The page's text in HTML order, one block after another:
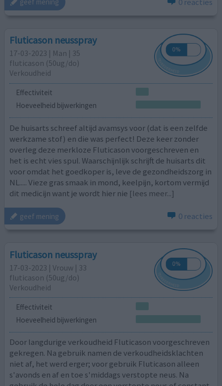
Fluticason neusspray
17-03-2023 | Man | 35
fluticason (50ug/do)
Verkoudheid
Effectiviteit
Hoeveelheid bijwerkingen
De huisarts schreef altijd avamsys voor (dat is een zelfde
werkzame stof) en die was perfect! Deze keer zonder
overleg deze merkloze Fluticason voorgeschreven en
het is echt vies spul. Waarschijnlijk schrijft de huisarts dit
voor omdat het goedkoper is, leve de gezondheidszorg in
NL..... Vieze gras smaak in mond, keelpijn, kortom vermijd
dit medicijn want je wordt hier nie [lees meer...]
geef mening 0 reacties
Fluticason neusspray
17-03-2023 | Vrouw | 33
fluticason (50ug/do)
Verkoudheid
Effectiviteit
Hoeveelheid bijwerkingen
Door langdurige verkoudheid Fluticason voorgeschreven
gekregen. Na gebruik namen de verkoudheidsklachten
niet af, het werd erger; voor gebruik Fluticason alleen
s'avonds en af en toe s'middags verstopte neus. Na